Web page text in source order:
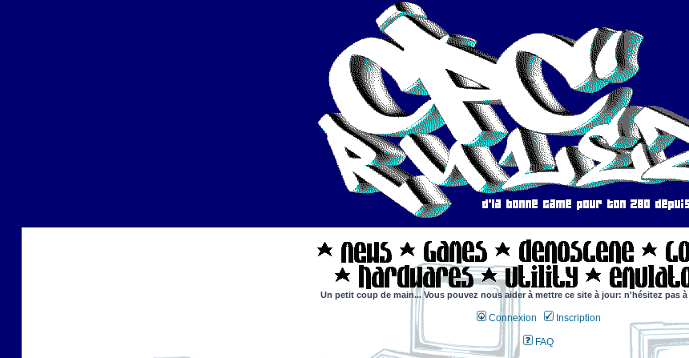
Un petit coup de main... Vous pouvez nous aider à mettre ce site à jour: n'hésitez pas à
Connexion Inscription
FAQ